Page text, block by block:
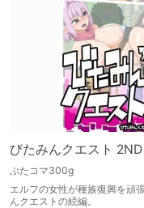
びたみんクエスト
ぶたコマ300g
エルフの女性が種族復興を頑
んクエストの続編。